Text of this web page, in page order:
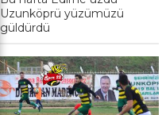
Uzunköprü yüzümüzü
güldürdü